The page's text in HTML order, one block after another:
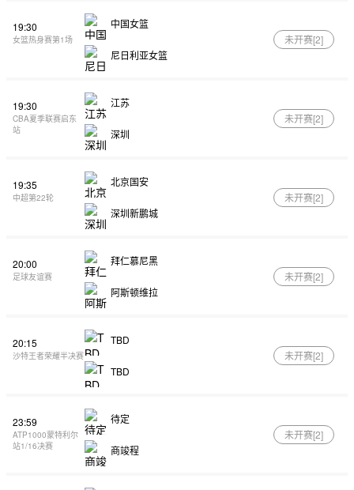
19:30
女篮热身赛第1场
中国女篮
尼日利亚女篮
未开赛[2]
19:30
CBA夏季联赛启东
站
江苏
深圳
未开赛[2]
19:35
中超第22轮
北京国安
深圳新鹏城
未开赛[2]
20:00
足球友谊赛
拜仁慕尼黑
阿斯顿维拉
未开赛[2]
20:15
沙特王者荣耀半决赛
TBD
TBD
未开赛[2]
23:59
ATP1000蒙特利尔
站1/16决赛
待定
商竣程
未开赛[2]